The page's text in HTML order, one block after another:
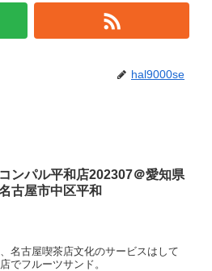
hal9000se
コンパル平和店202307＠愛知県
古屋市中区平和
名古屋喫茶店文化のサービスはして
でフルーツサンド。